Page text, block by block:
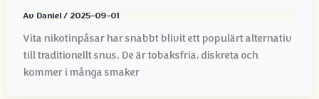
Av Daniel / 2025-09-01
Vita nikotinpåsar har snabbt blivit ett populärt alternativ
till traditionellt snus. De är tobaksfria, diskreta och
kommer i många smaker